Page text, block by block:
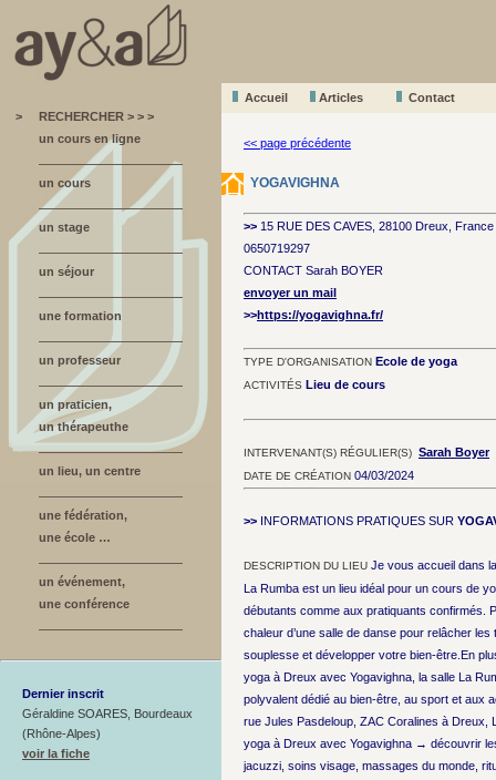
Accueil Articles
Contact
>
RECHERCHER > > >
un cours en ligne
un cours
un stage
un séjour
une formation
un professeur
un praticien,
un thérapeuthe
un lieu, un centre
une fédération,
une école …
un événement,
une conférence
Dernier inscrit
Géraldine SOARES, Bourdeaux
(Rhône-Alpes)
voir la fiche
<< page précédente
YOGAVIGHNA
>> 15 RUE DES CAVES, 28100 Dreux, France
0650719297
CONTACT Sarah BOYER
envoyer un mail
>>https://yogavighna.fr/
TYPE D'ORGANISATION Ecole de yoga
ACTIVITÉS Lieu de cours
INTERVENANT(S) RÉGULIER(S) Sarah Boyer
DATE DE CRÉATION 04/03/2024
>> INFORMATIONS PRATIQUES SUR
DESCRIPTION DU LIEU Je vous accueil dans
La Rumba est un lieu idéal pour un cours de
débutants comme aux pratiquants confirmés.
chaleur d’une salle de danse pour relâcher
souplesse et développer votre bien-être.En
yoga à Dreux avec Yogavighna, la salle La
polyvalent dédié au bien-être, au sport et aux
rue Jules Pasdeloup, ZAC Coralines à Dreux,
yoga à Dreux avec Yogavighna → découvrir
jacuzzi, soins visage, massages du monde,